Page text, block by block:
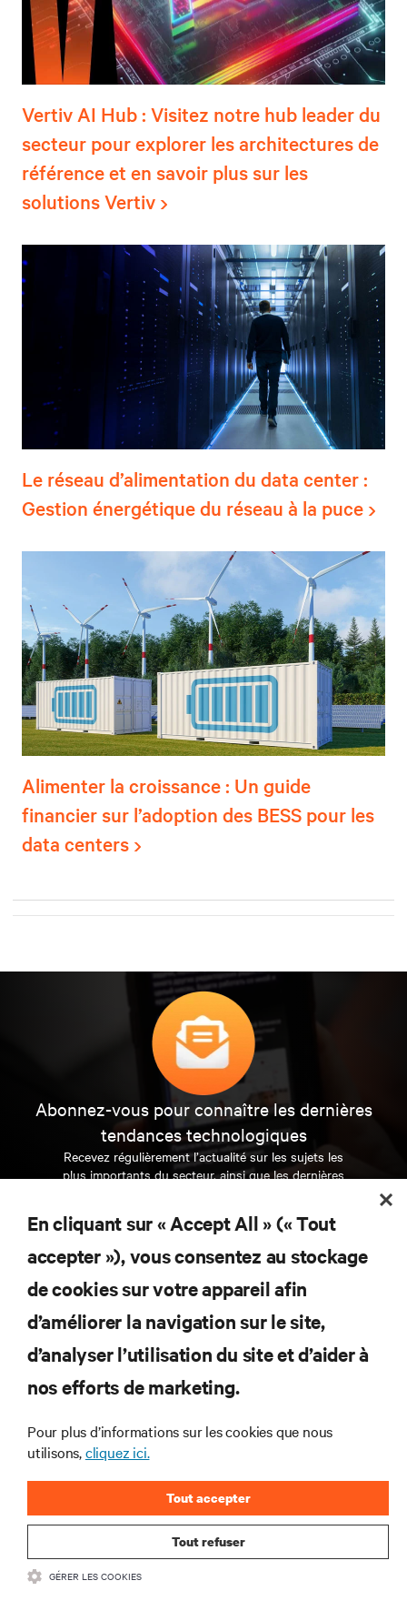
Vertiv AI Hub : Visitez notre hub leader du
secteur pour explorer les architectures de
référence et en savoir plus sur les
solutions Vertiv
Le réseau d’alimentation du data center :
Gestion énergétique du réseau à la puce
Alimenter la croissance : Un guide
financier sur l’adoption des BESS pour les
data centers
Abonnez-vous pour connaître les dernières
tendances technologiques
Recevez régulièrement l’actualité sur les sujets les
plus importants du secteur, ainsi que les dernières
et des infrastructures informatiques critiques.
S’INSCRIRE MAINTENANT
RESSOURCES
SUPPORT
SOCIÉTÉ
En cliquant sur « Accept All » (« Tout
accepter »), vous consentez au stockage
de cookies sur votre appareil afin
d’améliorer la navigation sur le site,
d’analyser l’utilisation du site et d’aider à
nos efforts de marketing.
Pour plus d’informations sur les cookies que nous
utilisons,cliquez ici.
Tout refuser
Tout accepter
GÉRER LES COOKIES